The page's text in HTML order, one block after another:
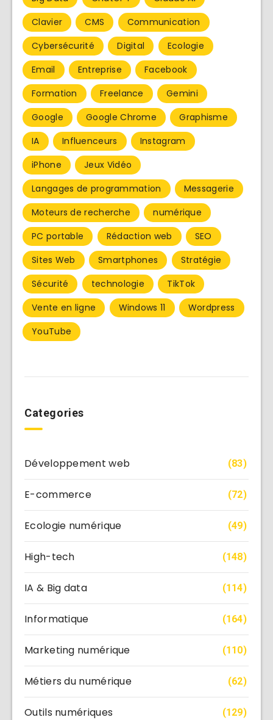
Clavier
CMS
Communication
Cybersécurité
Digital
Ecologie
Email
Entreprise
Facebook
Formation
Freelance
Gemini
Google
Google Chrome
Graphisme
IA
Influenceurs
Instagram
iPhone
Jeux Vidéo
Langages de programmation
Messagerie
Moteurs de recherche
numérique
PC portable
Rédaction web
SEO
Sites Web
Smartphones
Stratégie
Sécurité
technologie
TikTok
Vente en ligne
Windows 11
Wordpress
YouTube
Categories
Développement web (83)
E-commerce (72)
Ecologie numérique (49)
High-tech (148)
IA & Big data (114)
Informatique (164)
Marketing numérique (110)
Métiers du numérique (62)
Outils numériques (129)